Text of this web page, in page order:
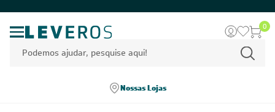
0
Nossas Lojas